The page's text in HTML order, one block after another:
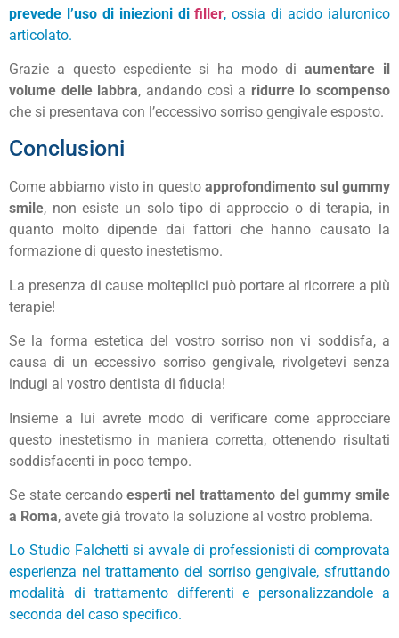
prevede l’uso di iniezioni difiller, ossia di acido ialuronico
articolato.
Grazie a questo espediente si ha modo diaumentare il
volume delle labbra, andando così a ridurre lo scompenso
che si presentava con l’eccessivo sorriso gengivale esposto.
Conclusioni
Come abbiamo visto in questo approfondimento sul gummy
smile, non esiste un solo tipo di approccio o di terapia, in
quanto molto dipende dai fattori che hanno causato la
formazione di questo inestetismo.
La presenza di cause molteplici può portare al ricorrere a più
terapie!
Se la forma estetica del vostro sorriso non vi soddisfa, a
causa di un eccessivo sorriso gengivale, rivolgetevi senza
indugi al vostro dentista di fiducia!
Insieme a lui avrete modo di verificare come approcciare
questo inestetismo in maniera corretta, ottenendo risultati
soddisfacenti in poco tempo.
Se state cercandoesperti nel trattamento del gummy smile
a Roma, avete già trovato la soluzione al vostro problema.
Lo Studio Falchetti si avvale di professionisti di comprovata
esperienza nel trattamento del sorriso gengivale, sfruttando
modalità di trattamento differenti e personalizzandole a
seconda del caso specifico.